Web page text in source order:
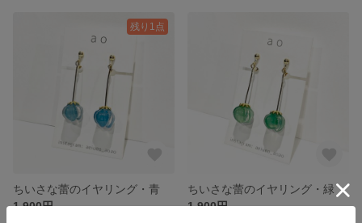
残り1点
ちいさな蕾のイヤリング・青
1,900円
ちいさな蕾のイヤリング・緑
1,900円